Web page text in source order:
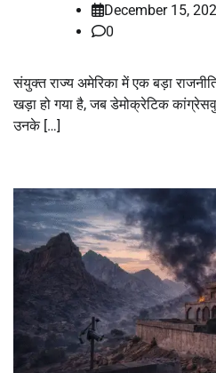
December 15,
0
संयुक्त राज्य अमेरिका में एक बड़ा
खड़ा हो गया है, जब डेमोक्रेटिक
उनके […]